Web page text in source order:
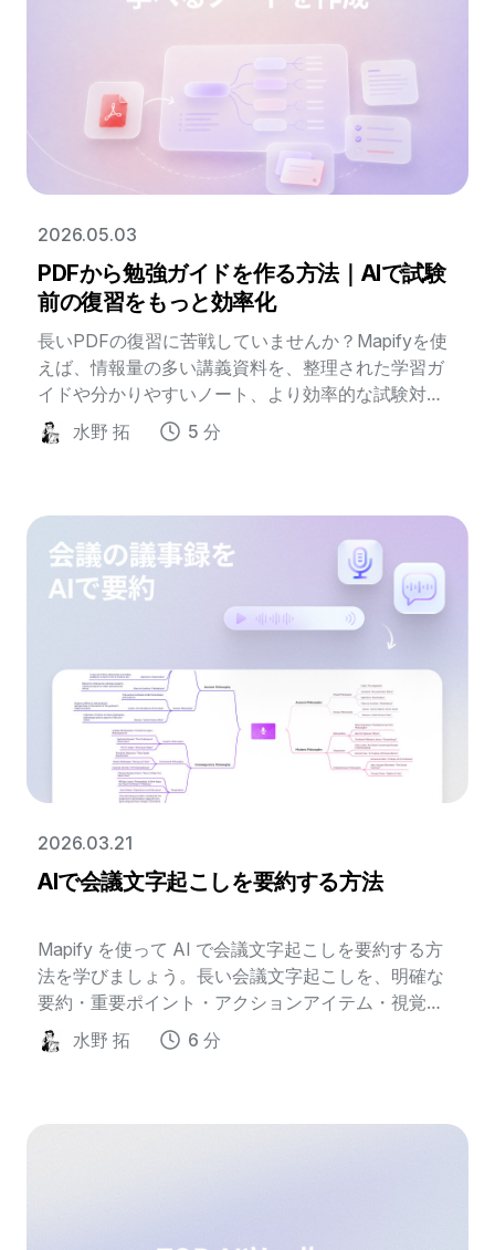
水野 拓 5 分
2026.05.03
PDFから勉強ガイドを作る方法｜AIで試験
前の復習をもっと効率化
長いPDFの復習に苦戦していませんか？Mapifyを使
えば、情報量の多い講義資料を、整理された学習ガ
イドや分かりやすいノート、より効率的な試験対策
フローに変えられます。
水野 拓 6 分
2026.03.21
AIで会議文字起こしを要約する方法
Mapify を使って AI で会議文字起こしを要約する方
法を学びましょう。長い会議文字起こしを、明確な
要約・重要ポイント・アクションアイテム・視覚的
なマインドマップに数分で変換できます。